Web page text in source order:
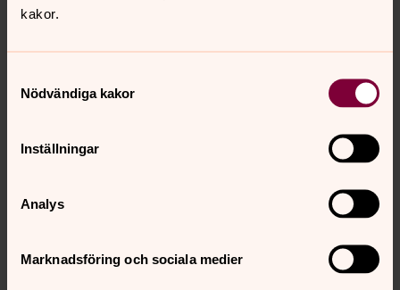
kakor.
Nödvändiga kakor
Inställningar
Analys
Marknadsföring och sociala medier